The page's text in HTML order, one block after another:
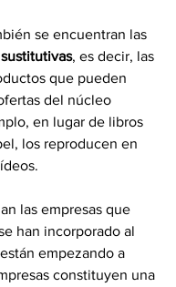
se encuentran las
sustitutivas, es decir, las
que pueden
del núcleo
en lugar de libros
los reproducen en
las empresas que
han incorporado al
empezando a
constituyen una